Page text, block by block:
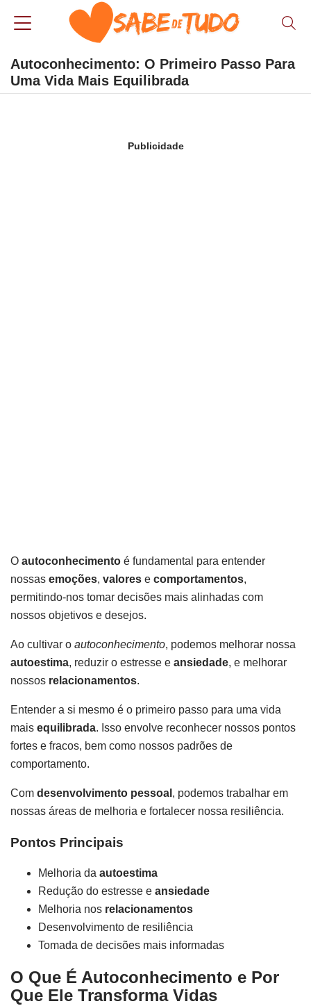
Autoconhecimento: O Primeiro Passo Para
Uma Vida Mais Equilibrada
Publicidade
O autoconhecimento é fundamental para entender
nossas emoções, valores e comportamentos,
permitindo-nos tomar decisões mais alinhadas com
nossos objetivos e desejos.
Ao cultivar o autoconhecimento, podemos melhorar nossa
autoestima, reduzir o estresse e ansiedade, e melhorar
nossos relacionamentos.
Entender a si mesmo é o primeiro passo para uma vida
mais equilibrada. Isso envolve reconhecer nossos pontos
fortes e fracos, bem como nossos padrões de
comportamento.
Com desenvolvimento pessoal , podemos trabalhar em
nossas áreas de melhoria e fortalecer nossa resiliência.
Pontos Principais
Melhoria da autoestima
Redução do estresse e ansiedade
Melhoria nos relacionamentos
Desenvolvimento de resiliência
Tomada de decisões mais informadas
O Que É Autoconhecimento e Por
Que Ele Transforma Vidas